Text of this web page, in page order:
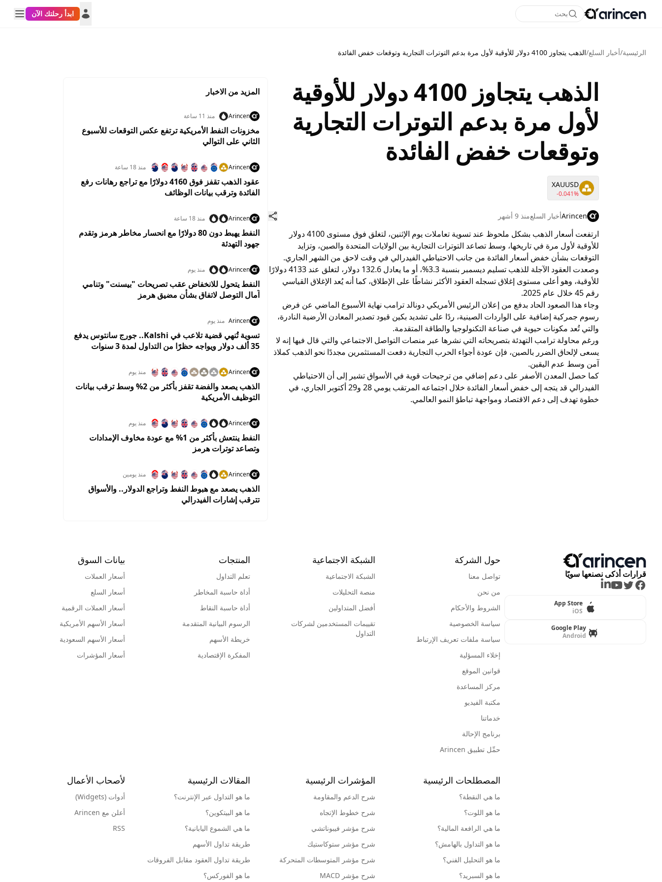
بحث ابدأ رحلتك الآن
الرئيسية/أخبار السلع/الذهب يتجاوز 4100 دولار للأوقية لأول مرة بدعم التوترات التجارية وتوقعات خفض الفائدة
الذهب يتجاوز 4100 دولار للأوقية
لأول مرة بدعم التوترات التجارية
وتوقعات خفض الفائدة
XAUUSD
-0.041%
Arincenأخبار السلعمنذ 9 أشهر
ارتفعت أسعار الذهب بشكل ملحوظ عند تسوية تعاملات يوم الإثنين، لتغلق فوق مستوى 4100 دولار
للأوقية لأول مرة في تاريخها، وسط تصاعد التوترات التجارية بين الولايات المتحدة والصين، وتزايد
التوقعات بشأن خفض أسعار الفائدة من جانب الاحتياطي الفيدرالي في وقت لاحق من الشهر الجاري.
وصعدت العقود الآجلة للذهب تسليم ديسمبر بنسبة 3.3%، أو ما يعادل 132.6 دولار، لتغلق عند 4133 دولارًا
للأوقية، وهو أعلى مستوى إغلاق تسجله العقود الأكثر نشاطًا على الإطلاق، كما أنه يُعد الإغلاق القياسي
رقم 45 خلال عام 2025.
وجاء هذا الصعود الحاد بدفع من إعلان الرئيس الأمريكي دونالد ترامب نهاية الأسبوع الماضي عن فرض
رسوم جمركية إضافية على الواردات الصينية، ردًا على تشديد بكين قيود تصدير المعادن الأرضية النادرة،
والتي تُعد مكونات حيوية في صناعة التكنولوجيا والطاقة المتقدمة.
ورغم محاولة ترامب التهدئة بتصريحاته التي نشرها عبر منصات التواصل الاجتماعي والتي قال فيها إنه لا
يسعى لإلحاق الضرر بالصين، فإن عودة أجواء الحرب التجارية دفعت المستثمرين مجددًا نحو الذهب كملاذ
آمن وسط عدم اليقين.
كما حصل المعدن الأصفر على دعم إضافي من ترجيحات قوية في الأسواق تشير إلى أن الاحتياطي
الفيدرالي قد يتجه إلى خفض أسعار الفائدة خلال اجتماعه المرتقب يومي 28 و29 أكتوبر الجاري، في
خطوة تهدف إلى دعم الاقتصاد ومواجهة تباطؤ النمو العالمي.
المزيد من الاخبار
Arincen منذ 11 ساعة
مخزونات النفط الأمريكية ترتفع عكس التوقعات للأسبوع
الثاني على التوالي
Arincen منذ 18 ساعة
عقود الذهب تقفز فوق 4160 دولارًا مع تراجع رهانات رفع
الفائدة وترقب بيانات الوظائف
Arincen منذ 18 ساعة
النفط يهبط دون 80 دولارًا مع انحسار مخاطر هرمز وتقدم
جهود التهدئة
Arincen منذ يوم
النفط يتحول للانخفاض عقب تصريحات "بيسنت" وتنامي
آمال التوصل لاتفاق بشأن مضيق هرمز
Arincen منذ يوم
تسوية تُنهي قضية تلاعب في Kalshi.. جورج سانتوس يدفع
35 ألف دولار ويواجه حظرًا من التداول لمدة 3 سنوات
Arincen منذ يوم
الذهب يصعد والفضة تقفز بأكثر من 2% وسط ترقب بيانات
التوظيف الأمريكية
Arincen منذ يوم
النفط ينتعش بأكثر من 1% مع عودة مخاوف الإمدادات
وتصاعد توترات هرمز
Arincen منذ يومين
الذهب يصعد مع هبوط النفط وتراجع الدولار.. والأسواق
تترقب إشارات الفيدرالي
قرارات أذكى نصنعها سويًا
Facebook
Twitter
Youtube
LinkedIn
App Store
iOS
Google Play
Android
حول الشركة
تواصل معنا
من نحن
الشروط والأحكام
سياسة الخصوصية
سياسة ملفات تعريف الإرتباط
إخلاء المسؤلية
قوانين الموقع
مركز المساعدة
مكتبة الفيديو
خدماتنا
برنامج الإحالة
حمِّل تطبيق Arincen
الشبكة الاجتماعية
الشبكة الاجتماعية
منصة التحليلات
أفضل المتداولين
تقييمات المستخدمين لشركات
التداول
المنتجات
تعلم التداول
أداة حاسبة المخاطر
أداة حاسبة النقاط
الرسوم البيانية المتقدمة
خريطة الأسهم
المفكرة الإقتصادية
بيانات السوق
أسعار العملات
أسعار السلع
أسعار العملات الرقمية
أسعار الأسهم الأمريكية
أسعار الأسهم السعودية
أسعار المؤشرات
المصطلحات الرئيسية
ما هي النقطة؟
ما هو اللوت؟
ما هي الرافعة المالية؟
ما هو التداول بالهامش؟
ما هو التحليل الفني؟
ما هو السبريد؟
المؤشرات الرئيسية
شرح الدعم والمقاومة
شرح خطوط الإتجاه
شرح مؤشر فيبوناتشي
شرح مؤشر ستوكاستيك
شرح مؤشر المتوسطات المتحركة
شرح مؤشر MACD
المقالات الرئيسية
ما هو التداول عبر الإنترنت؟
ما هو البيتكوين؟
ما هي الشموع اليابانية؟
طريقة تداول الأسهم
طريقة تداول العقود مقابل الفروقات
ما هو الفوركس؟
لأصحاب الأعمال
أدوات (Widgets)
أعلن مع Arincen
RSS